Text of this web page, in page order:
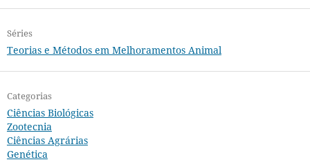
Séries
Teorias e Métodos em Melhoramentos Animal
Categorias
Ciências Biológicas
Zootecnia
Ciências Agrárias
Genética